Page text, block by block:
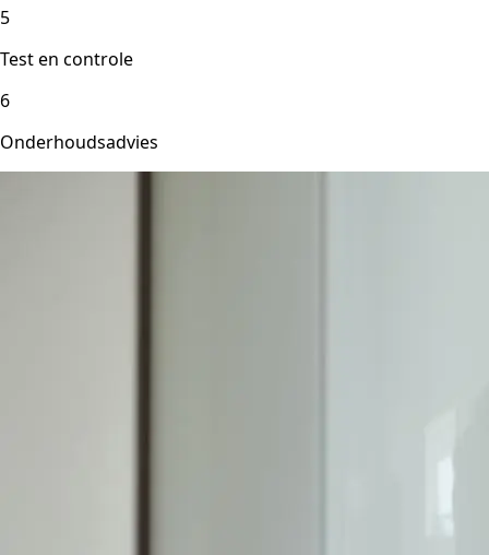
5
Test en controle
6
Onderhoudsadvies